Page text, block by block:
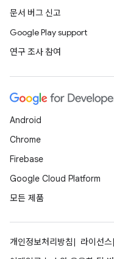
문서 버그 신고
Google Play support
연구 조사 참여
Android
Chrome
Firebase
Google Cloud Platform
모든 제품
개인정보처리방침 라이선스